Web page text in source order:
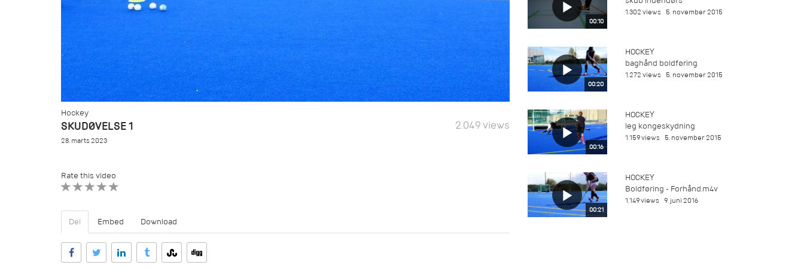
Hockey
SKUDØVELSE 1 2.049 views
28. marts 2023
Rate this video
Del Embed Download
00:10
1.302 views 5. november 2015
00:20
HOCKEY
baghånd boldføring
1.272 views 5. november 2015
00:16
HOCKEY
leg kongeskydning
1.159 views 5. november 2015
00:21
HOCKEY
Boldføring - Forhånd.m4v
1.149 views 9. juni 2016